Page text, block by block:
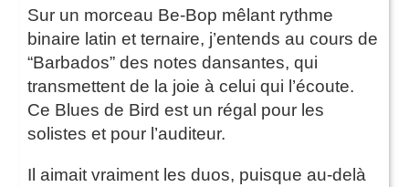
Sur un morceau Be-Bop mêlant rythme
binaire latin et ternaire, j’entends au cours de
“Barbados” des notes dansantes, qui
transmettent de la joie à celui qui l’écoute.
Ce Blues de Bird est un régal pour les
solistes et pour l’auditeur.
Il aimait vraiment les duos, puisque au-delà